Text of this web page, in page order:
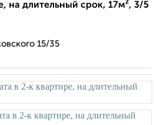
на длительный срок, 17м², 3/5
15/35